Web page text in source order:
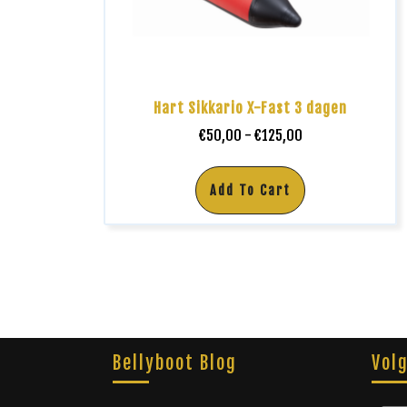
Hart Sikkario X-Fast 3 dagen
€50,00 - €125,00
Add To Cart
Bellyboot Blog